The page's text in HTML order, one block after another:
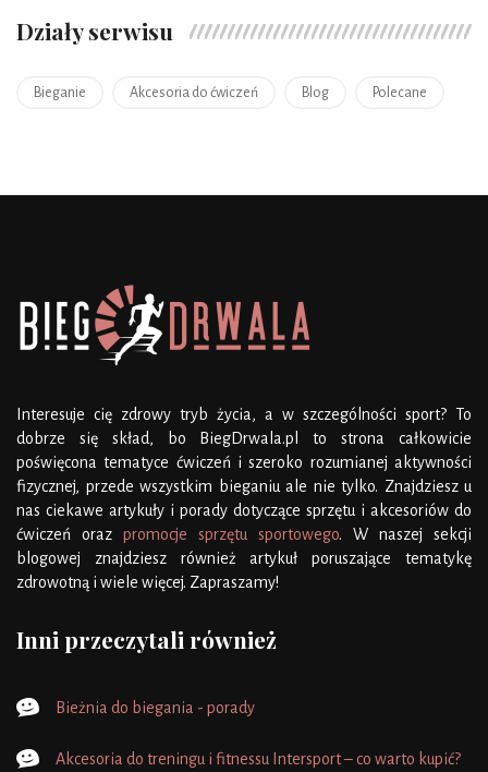
Działy serwisu
Bieganie Akcesoria do ćwiczeń Blog Polecane
Interesuje cię zdrowy tryb życia, a w szczególności sport? To
dobrze się skład, bo BiegDrwala.pl to strona całkowicie
poświęcona tematyce ćwiczeń i szeroko rozumianej aktywności
fizycznej, przede wszystkim bieganiu ale nie tylko. Znajdziesz u
nas ciekawe artykuły i porady dotyczące sprzętu i akcesoriów do
ćwiczeń oraz promocje sprzętu sportowego. W naszej sekcji
blogowej znajdziesz również artykuł poruszające tematykę
zdrowotną i wiele więcej. Zapraszamy!
Inni przeczytali również
Bieżnia do biegania - porady
Akcesoria do treningu i fitnessu Intersport – co warto kupić?